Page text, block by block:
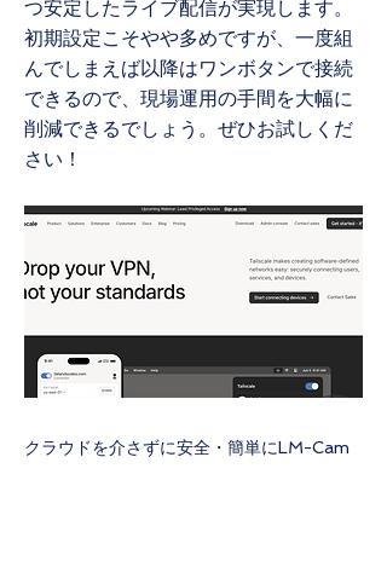
つ安定したライブ配信が実現します。
初期設定こそやや多めですが、一度組
んでしまえば以降はワンボタンで接続
できるので、現場運用の手間を大幅に
削減できるでしょう。ぜひお試しくだ
さい！
クラウドを介さずに安全・簡単にLM-Cam